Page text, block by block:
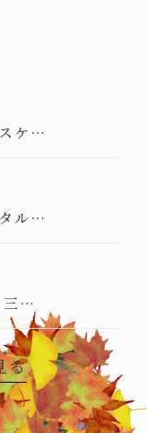
ケ…
ル…
三…
る